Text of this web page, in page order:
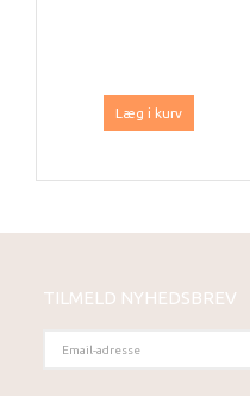
Læg i kurv
TILMELD NYHEDSBREV
ADRESSE